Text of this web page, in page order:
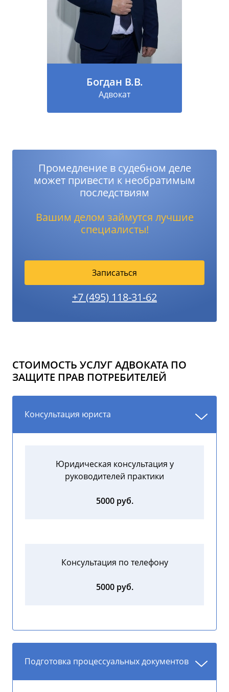
Богдан В.В.
Адвокат
Промедление в судебном деле
может привести к необратимым
последствиям
Вашим делом займутся лучшие
специалисты!
Записаться
+7 (495) 118-31-62
СТОИМОСТЬ УСЛУГ АДВОКАТА ПО
ЗАЩИТЕ ПРАВ ПОТРЕБИТЕЛЕЙ
Консультация юриста
Юридическая консультация у
руководителей практики
5000 руб.
Консультация по телефону
5000 руб.
Подготовка процессуальных документов